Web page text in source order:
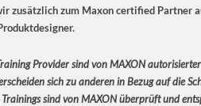
zusätzlich zum Maxon certified Partner
Provider sind von MAXON
sich zu anderen in Bezug auf die
sind von MAXON überprüft und